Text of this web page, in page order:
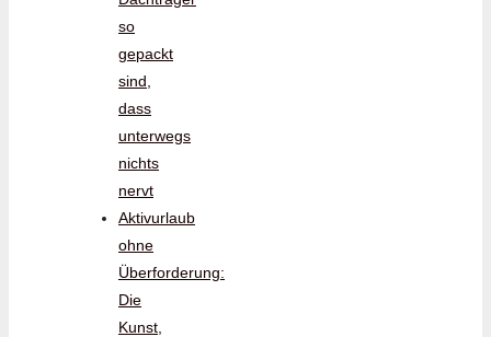
so
gepackt
sind,
dass
unterwegs
nichts
nervt
Aktivurlaub
ohne
Überforderung:
Die
Kunst,